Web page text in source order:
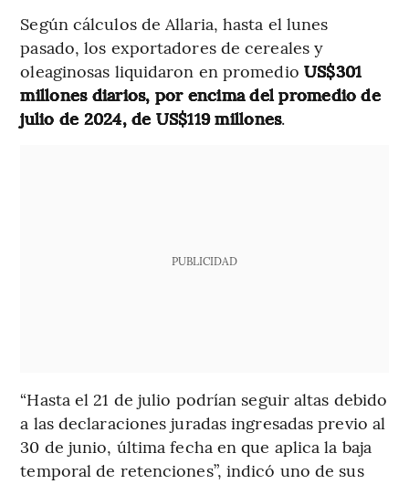
Según cálculos de Allaria, hasta el lunes
pasado, los exportadores de cereales y
oleaginosas liquidaron en promedio US$301
millones diarios, por encima del promedio de
julio de 2024, de US$119 millones.
PUBLICIDAD
“Hasta el 21 de julio podrían seguir altas debido
a las declaraciones juradas ingresadas previo al
30 de junio, última fecha en que aplica la baja
temporal de retenciones”, indicó uno de sus